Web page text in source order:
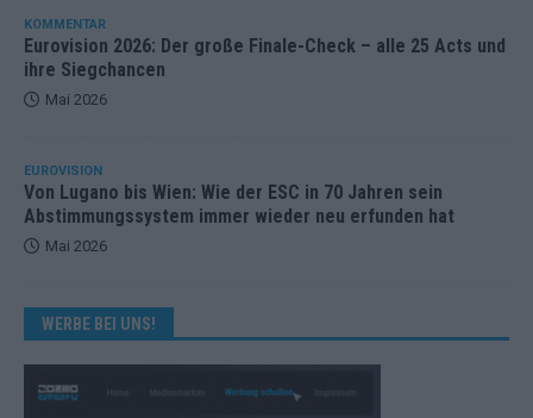
KOMMENTAR
Eurovision 2026: Der große Finale-Check – alle 25 Acts und
ihre Siegchancen
Mai 2026
EUROVISION
Von Lugano bis Wien: Wie der ESC in 70 Jahren sein
Abstimmungssystem immer wieder neu erfunden hat
Mai 2026
WERBE BEI UNS!